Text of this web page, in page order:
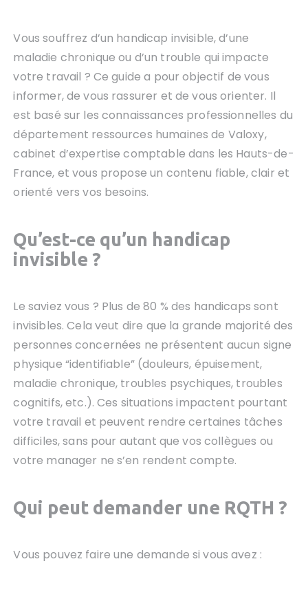
Vous souffrez d’un handicap invisible, d’une
maladie chronique ou d’un trouble qui impacte
votre travail ? Ce guide a pour objectif de vous
informer, de vous rassurer et de vous orienter. Il
est basé sur les connaissances professionnelles du
département ressources humaines de Valoxy,
cabinet d’expertise comptable dans les Hauts-de-
France, et vous propose un contenu fiable, clair et
orienté vers vos besoins.
Qu’est-ce qu’un handicap
invisible ?
Le saviez vous ? Plus de 80 % des handicaps sont
invisibles. Cela veut dire que la grande majorité des
personnes concernées ne présentent aucun signe
physique “identifiable” (douleurs, épuisement,
maladie chronique, troubles psychiques, troubles
cognitifs, etc.). Ces situations impactent pourtant
votre travail et peuvent rendre certaines tâches
difficiles, sans pour autant que vos collègues ou
votre manager ne s’en rendent compte.
Qui peut demander une RQTH ?
Vous pouvez faire une demande si vous avez :